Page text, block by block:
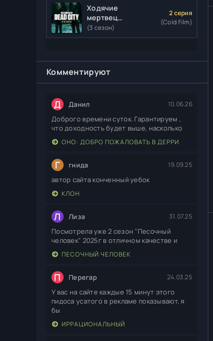
Ходячие
мертвецы:
Мертвый
город
(3 сезон)
2 серия
(Cold Film)
Комментируют
Д Данил 10.06.26
Доброго времени суток. Гарантируем ,
что доходность будет выше, насколько
ОНО: ДОБРО ПОЖАЛОВАТЬ В ДЕРРИ
Г гнида 19.09.25
автор сайта конченный уебок
КЛОН
Л Лиза 31.07.25
Посмотрела уже 2 сезон "Песочный
человек" 2025г в отличном качестве и
ПЕСОЧНЫЙ ЧЕЛОВЕК
П Перегар 24.03.25
У вас на сайте каждые 15 минут этого
пидоса усатого в рекламе показывают, я
бы
ИРРАЦИОНАЛЬНЫЙ